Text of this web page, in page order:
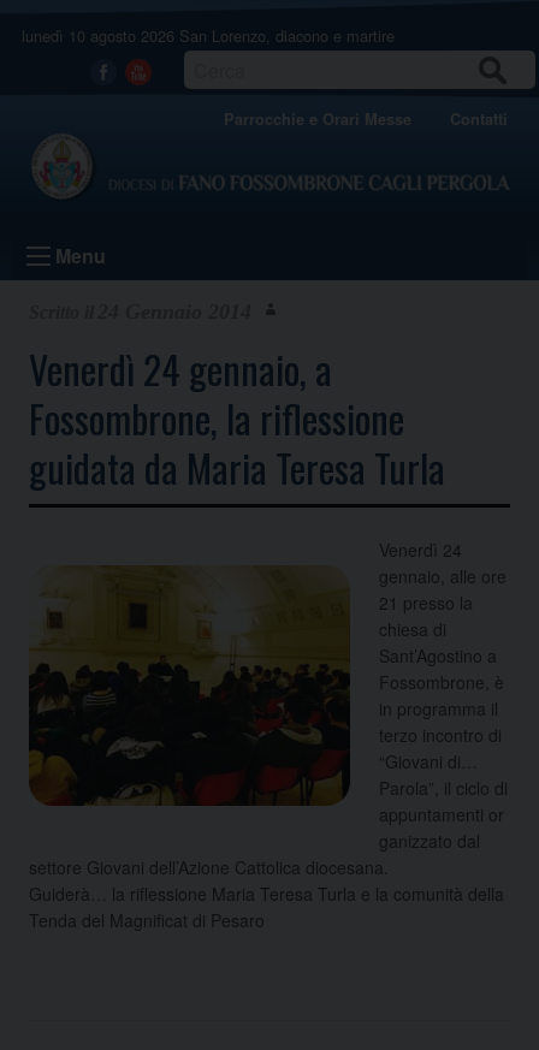
lunedì 10 agosto 2026 San Lorenzo, diacono e martire
Facebook
Youtube
Parrocchie e Orari Messe Contatti
Menu
Venerdì 24 gennaio, a
Fossombrone, la riflessione
guidata da Maria Teresa Turla
Venerdì 24
gennaio, alle ore
21 presso la
chiesa di
Sant’Agostino a
Fossombrone, è
in programma il
terzo incontro di
“Giovani di…
Parola”, il ciclo di
appuntamenti or
ganizzato dal
settore Giovani dell’Azione Cattolica diocesana.
Guiderà…
la riflessione Maria Teresa Turla e la comunità della
Tenda del Magnificat di Pesaro